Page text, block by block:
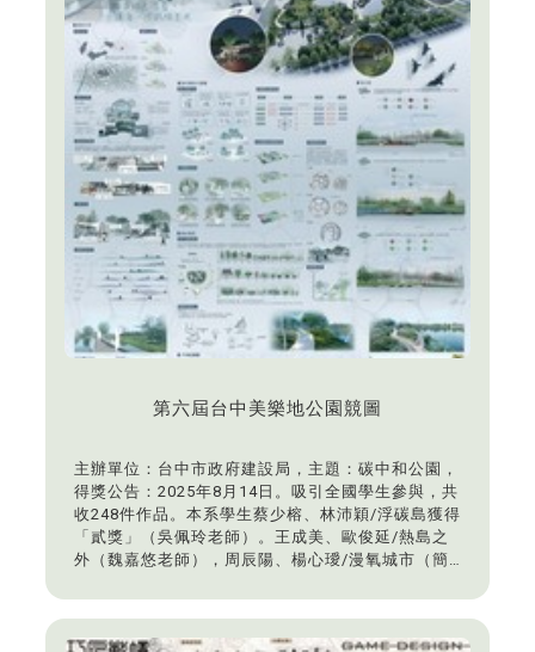
工藝獎」及「SDGs永續獎」，團隊成員周晏甄獲
「創智才獎」。
第六屆台中美樂地公園競圖
主辦單位：台中市政府建設局，主題：碳中和公園，
得獎公告：2025年8月14日。吸引全國學生參與，共
收248件作品。本系學生蔡少榕、林沛穎/浮碳島獲得
「貳獎」（吳佩玲老師）。王成美、歐俊延/熱島之
外（魏嘉悠老師），周辰陽、楊心璦/漫氧城市（簡
汗成樹（魏嘉悠老師），李珮齊、吳芃諭/竹光映水